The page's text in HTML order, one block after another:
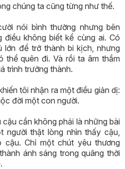
chúng ta cũng từng như thế.
nói bình thường nhưng bên
không biết kể cùng ai. Có
lớn để trở thành bi kịch, nhưng
thể quên đi. Và rồi ta âm thầm
trình trưởng thành.
tôi nhận ra một điều giản dị:
đời một con người.
cần không phải là những bài
người thật lòng nhìn thấy cậu,
Chỉ một chút yêu thương
ánh sáng trong quãng thời